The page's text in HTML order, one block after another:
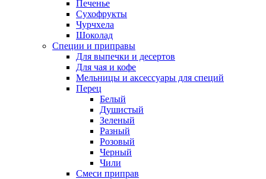
Печенье
Сухофрукты
Чурчхела
Шоколад
Специи и приправы
Для выпечки и десертов
Для чая и кофе
Мельницы и аксессуары для специй
Перец
Белый
Душистый
Зеленый
Разный
Розовый
Черный
Чили
Смеси приправ